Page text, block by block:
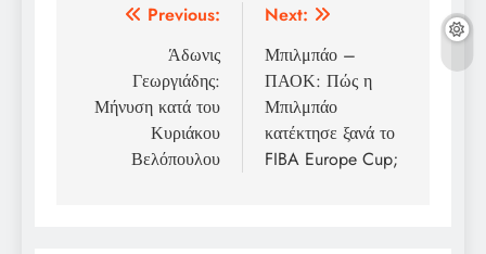
Post
navigation
Previous:
Άδωνις
Γεωργιάδης:
Μήνυση κατά του
Κυριάκου
Βελόπουλου
Next:
Μπιλμπάο –
ΠΑΟΚ: Πώς η
Μπιλμπάο
κατέκτησε ξανά το
FIBA Europe Cup;